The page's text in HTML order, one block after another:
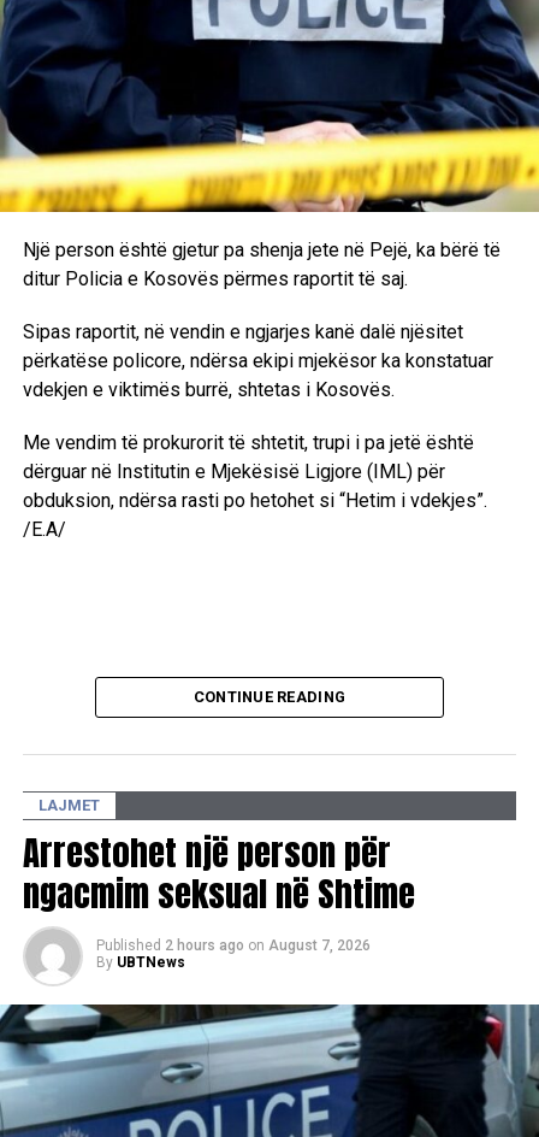
Një person është gjetur pa shenja jete në Pejë, ka bërë të
ditur Policia e Kosovës përmes raportit të saj.
Sipas raportit, në vendin e ngjarjes kanë dalë njësitet
përkatëse policore, ndërsa ekipi mjekësor ka konstatuar
vdekjen e viktimës burrë, shtetas i Kosovës.
Me vendim të prokurorit të shtetit, trupi i pa jetë është
dërguar në Institutin e Mjekësisë Ligjore (IML) për
obduksion, ndërsa rasti po hetohet si “Hetim i vdekjes”.
/E.A/
CONTINUE READING
LAJMET
Arrestohet një person për
ngacmim seksual në Shtime
Published 2 hours ago on August 7, 2026
By UBTNews